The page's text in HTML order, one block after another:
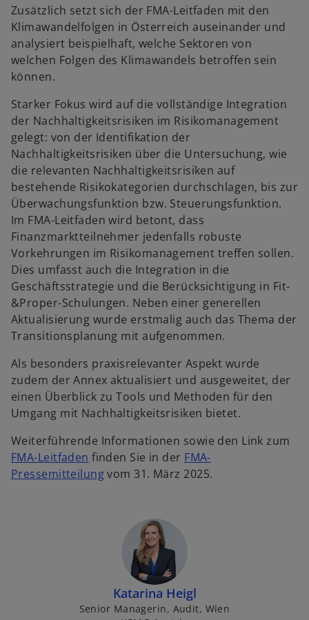
e
t
e
t
Zusätzlich setzt sich der FMA-Leitfaden mit den
Klimawandelfolgen in Österreich auseinander und
analysiert beispielhaft, welche Sektoren von
welchen Folgen des Klimawandels betroffen sein
können.
Starker Fokus wird auf die vollständige Integration
der Nachhaltigkeitsrisiken im Risikomanagement
gelegt: von der Identifikation der
Nachhaltigkeitsrisiken über die Untersuchung, wie
die relevanten Nachhaltigkeitsrisiken auf
bestehende Risikokategorien durchschlagen, bis zur
Überwachungsfunktion bzw. Steuerungsfunktion.
Im FMA-Leitfaden wird betont, dass
Finanzmarktteilnehmer jedenfalls robuste
Vorkehrungen im Risikomanagement treffen sollen.
Dies umfasst auch die Integration in die
Geschäftsstrategie und die Berücksichtigung in Fit-
&Proper-Schulungen. Neben einer generellen
Aktualisierung wurde erstmalig auch das Thema der
Transitionsplanung mit aufgenommen.
Als besonders praxisrelevanter Aspekt wurde
zudem der Annex aktualisiert und ausgeweitet, der
einen Überblick zu Tools und Methoden für den
Umgang mit Nachhaltigkeitsrisiken bietet.
Weiterführende Informationen sowie den Link zum
FMA-Leitfaden w
i
e
finden Sie in der FMA-
Pressemitteilungw
n
vom 31. März 2025.
Katarina Heigl
Senior Managerin, Audit, Wien
n